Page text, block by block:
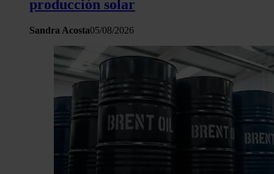
y los anuncios, ofrecer funciones de redes sociales y
tráfico. Además, compartimos información sobre el uso que
análisis web, quienes pueden combinarla con otra
haya proporcionado o que hayan recopilado a partir del uso
hecho de sus servicios.
producción solar
Sandra Acosta05/08/2026